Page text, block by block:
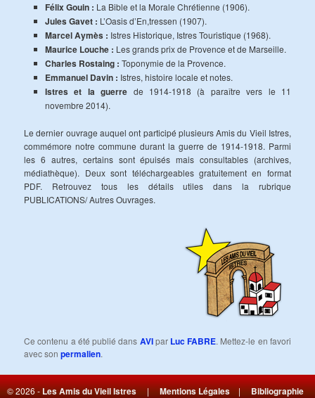
Félix Gouin : La Bible et la Morale Chrétienne (1906).
Jules Gavet : L’Oasis d’En,tressen (1907).
Marcel Aymès : Istres Historique, Istres Touristique (1968).
Maurice Louche : Les grands prix de Provence et de Marseille.
Charles Rostaing :Toponymie de la Provence.
Emmanuel Davin : Istres, histoire locale et notes.
Istres et la guerre de 1914-1918 (à paraître vers le 11
novembre 2014).
Le dernier ouvrage auquel ont participé plusieurs Amis du Vieil Istres,
commémore notre commune durant la guerre de 1914-1918. Parmi
les 6 autres, certains sont épuisés mais consultables (archives,
médiathèque). Deux sont téléchargeables gratuitement en format
PDF. Retrouvez tous les détails utiles dans la rubrique
PUBLICATIONS/ Autres Ouvrages.
Ce contenu a été publié dans AVIpar Luc FABRE. Mettez-le en favori
avec sonpermalien.
© 2026 -Les Amis du Vieil Istres|Mentions Légales|Bibliographie